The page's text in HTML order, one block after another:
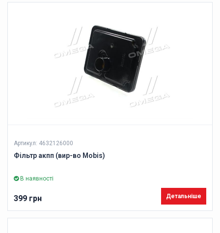
Артикул: 4632126000
Фільтр акпп (вир-во Mobis)
В наявності
399 грн Детальніше